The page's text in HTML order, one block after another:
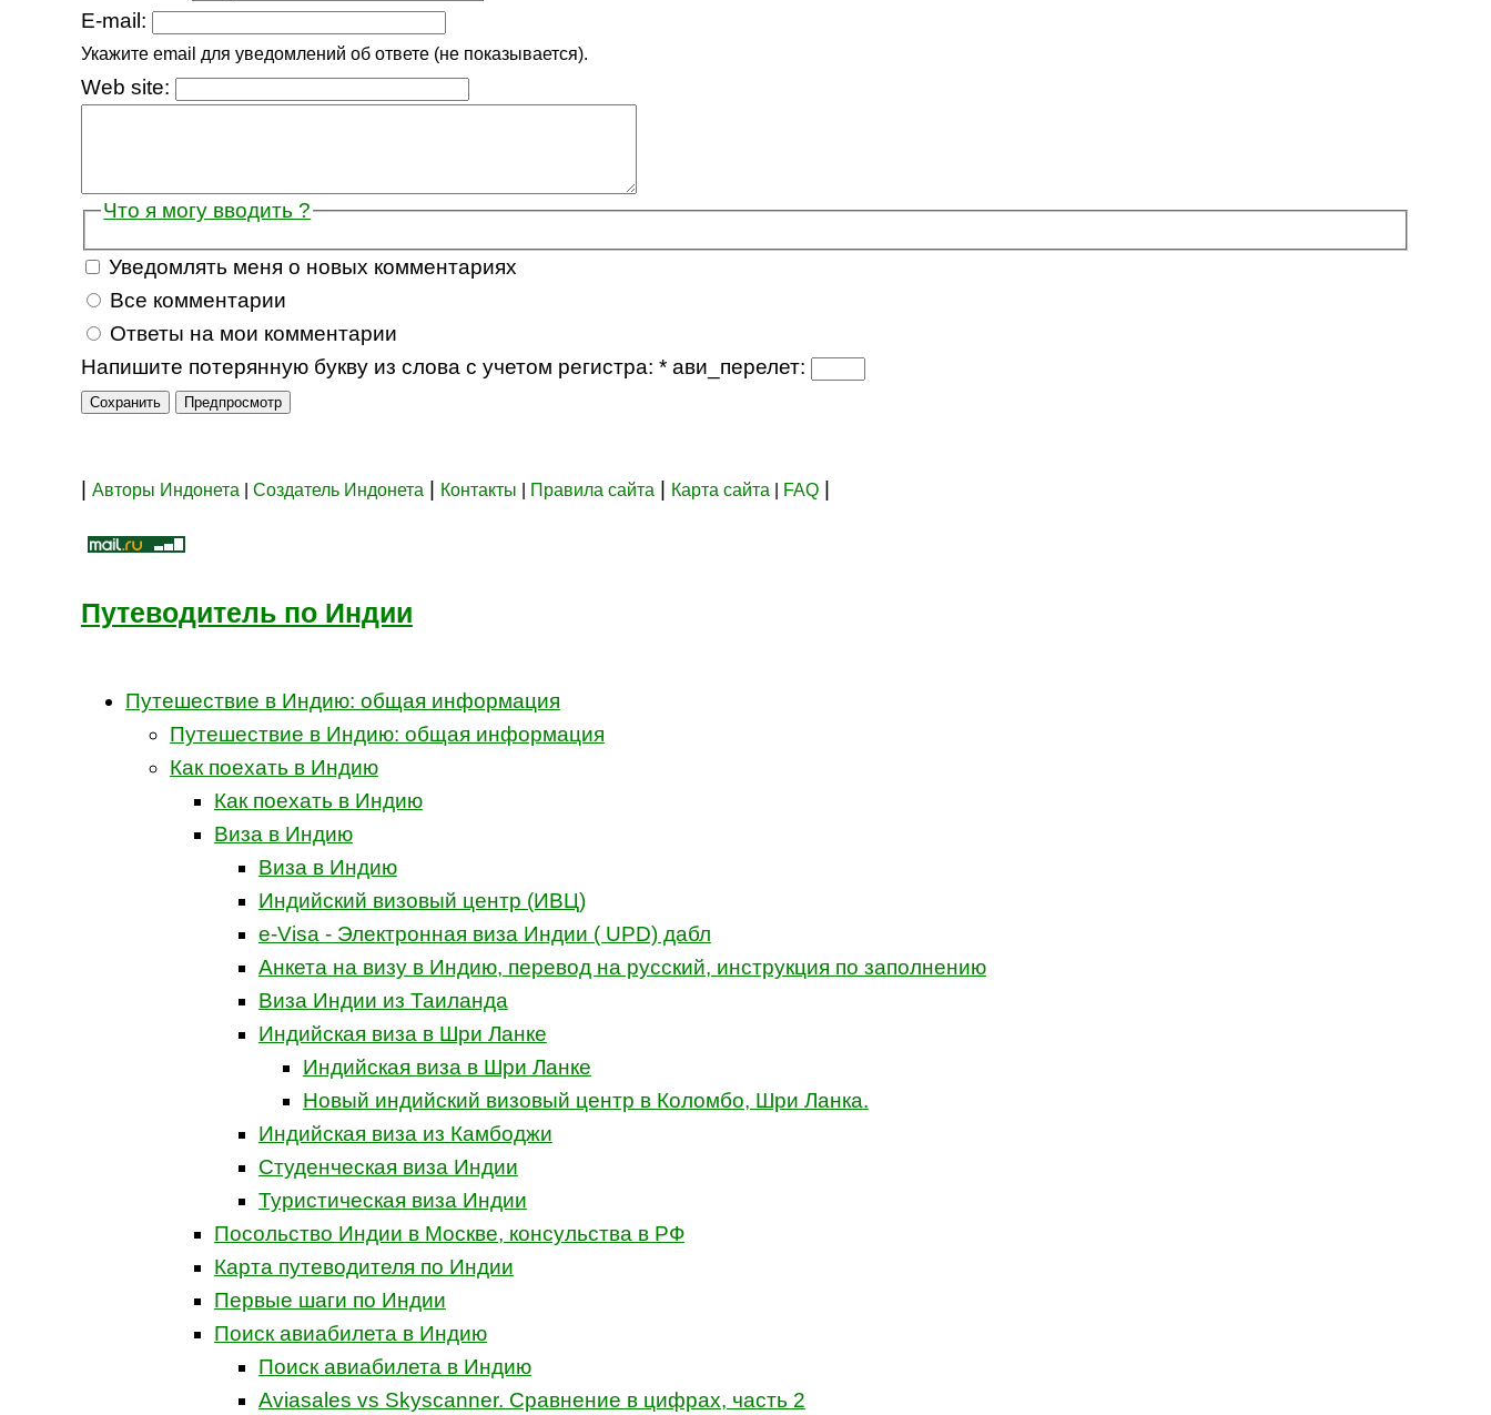
E-mail:
Укажите email для уведомлений об ответе (не показывается).
Web site:
Что я могу вводить ?
Уведомлять меня о новых комментариях
Все комментарии
Ответы на мои комментарии
Напишите потерянную букву из слова с учетом регистра: * ави_перелет:
| Авторы Индонета Создатель Индонета | Контакты Правила сайта | Карта сайта FAQ|
Путеводитель по Индии
Путешествие в Индию: общая информация
Путешествие в Индию: общая информация
Как поехать в Индию
Как поехать в Индию
Виза в Индию
Виза в Индию
Индийский визовый центр (ИВЦ)
e-Visa - Электронная виза Индии ( UPD) дабл
Анкета на визу в Индию, перевод на русский, инструкция по заполнению
Виза Индии из Таиланда
Индийская виза в Шри Ланке
Индийская виза в Шри Ланке
Новый индийский визовый центр в Коломбо, Шри Ланка.
Индийская виза из Камбоджи
Студенческая виза Индии
Туристическая виза Индии
Посольство Индии в Москве, консульства в РФ
Карта путеводителя по Индии
Первые шаги по Индии
Поиск авиабилета в Индию
Поиск авиабилета в Индию
Aviasales vs Skyscanner. Сравнение в цифрах, часть 2